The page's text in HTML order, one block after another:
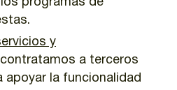
programas de
y
a terceros
apoyar la funcionalidad